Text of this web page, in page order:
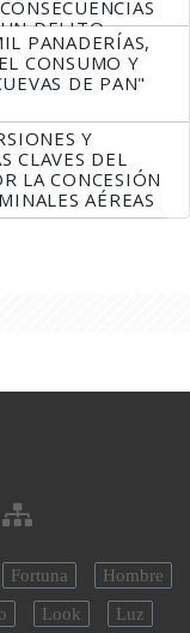
DELITO
PANADERÍAS,
CONSUMO Y
DE PAN"
Y
CLAVES DEL
LA CONCESIÓN
AÉREAS
Fortuna
Hombre
Look Luz